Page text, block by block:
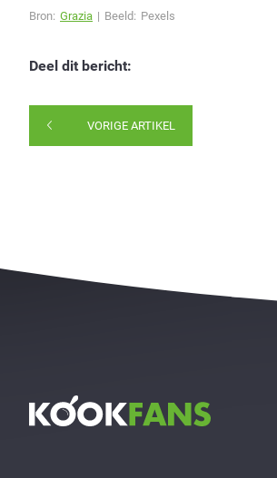
Bron: Grazia | Beeld: Pexels
Deel dit bericht:
VORIGE ARTIKEL